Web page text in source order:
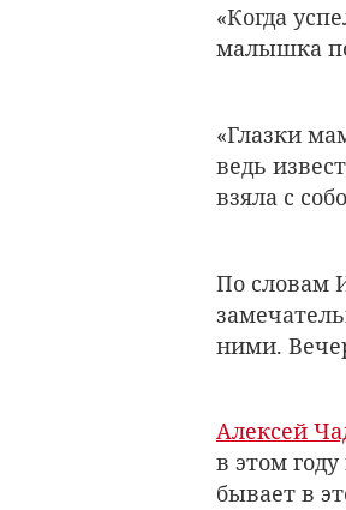
«Когда
малышка
«Глазки
ведь
взяла с
По словам
ними.
Алексей
в этом
бывает в